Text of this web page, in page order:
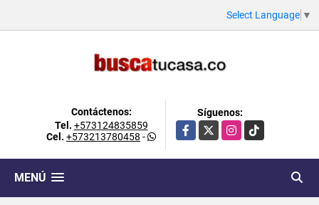
Select Language ▼
Contáctenos:
Tel. +573124835859
Cel. +573213780458 -
Síguenos:
Facebook
X Instagram
TikTok
MENÚ